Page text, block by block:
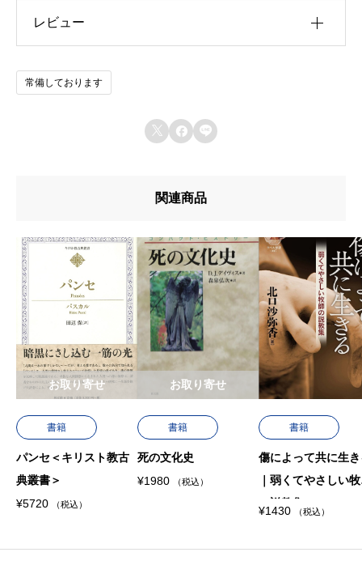
u30b5u30a4u30ba
u51fau7248u793e
u642du8f09u6b4cu96c6
u8457u8005
レビュー
以前にこの商品を購入したことのあるログイン済
みのユーザーのみレビューを残すことができま
常備しております
  
関連商品
書籍
パンセ＜キリスト教古
典叢書＞
¥5720 （税込）
お取り寄せ
書籍
死の文化史
¥1980 （税込）
お取り寄せ
書籍
傷によって共に生
｜弱くてやさしい
の説教集
¥1430 （税込）